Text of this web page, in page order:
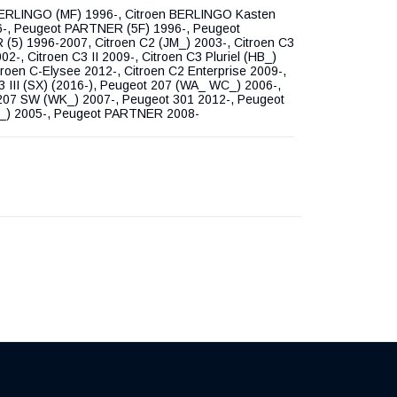
(MF) 1996-, Citroen BERLINGO Kasten
, Peugeot PARTNER (5F) 1996-, Peugeot
(5) 1996-2007, Citroen C2 (JM_) 2003-, Citroen C3
, Citroen C3 II 2009-, Citroen C3 Pluriel (HB_)
C-Elysee 2012-, Citroen C2 Enterprise 2009-,
III (SX) (2016-), Peugeot 207 (WA_ WC_) 2006-,
SW (WK_) 2007-, Peugeot 301 2012-, Peugeot
2005-, Peugeot PARTNER 2008-